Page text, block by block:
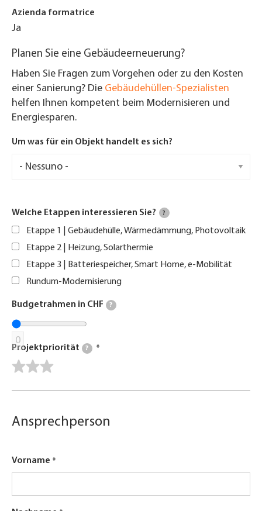
Azienda formatrice
Ja
Planen Sie eine Gebäudeerneuerung?
Haben Sie Fragen zum Vorgehen oder zu den Kosten
einer Sanierung? Die Gebäudehüllen-Spezialisten
helfen Ihnen kompetent beim Modernisieren und
Energiesparen.
Um was für ein Objekt handelt es sich?
Welche Etappen interessieren Sie? ?
Etappe 1 | Gebäudehülle, Wärmedämmung, Photovoltaik
Etappe 2 | Heizung, Solarthermie
Etappe 3 | Batteriespeicher, Smart Home, e-Mobilität
Rundum-Modernisierung
Budgetrahmen in CHF ?
0
Projektpriorität ?
Ansprechperson
Vorname